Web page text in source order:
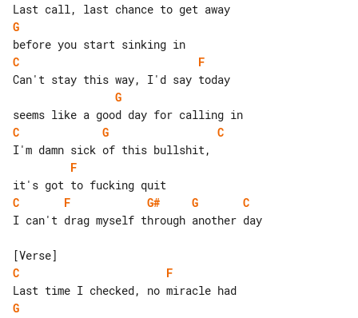
G
C
F
G
C
G
C
F
C
F G# G
C
I can't drag myself through another day
C
F
G